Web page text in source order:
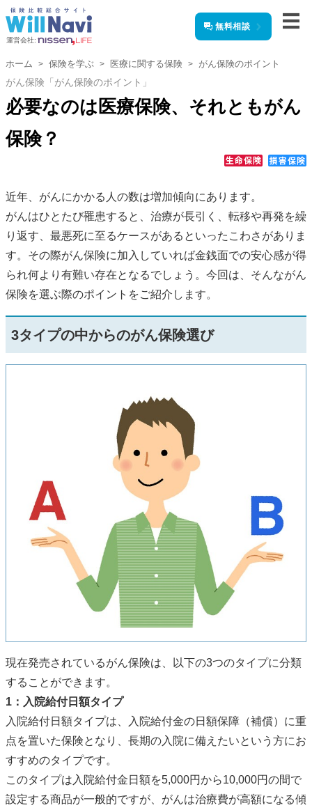
運営会社:
無料相談
ホーム 保険を学ぶ 医療に関する保険 がん保険のポイント
がん保険「がん保険のポイント」
必要なのは医療保険、それともがん
保険？
近年、がんにかかる人の数は増加傾向にあります。
がんはひとたび罹患すると、治療が長引く、転移や再発を繰
り返す、最悪死に至るケースがあるといったこわさがありま
す。その際がん保険に加入していれば金銭面での安心感が得
られ何より有難い存在となるでしょう。今回は、そんながん
保険を選ぶ際のポイントをご紹介します。
3タイプの中からのがん保険選び
現在発売されているがん保険は、以下の3つのタイプに分類
することができます。
1：入院給付日額タイプ
入院給付日額タイプは、入院給付金の日額保障（補償）に重
点を置いた保険となり、長期の入院に備えたいという方にお
すすめのタイプです。
このタイプは入院給付金日額を5,000円から10,000円の間で
設定する商品が一般的ですが、がんは治療費が高額になる傾